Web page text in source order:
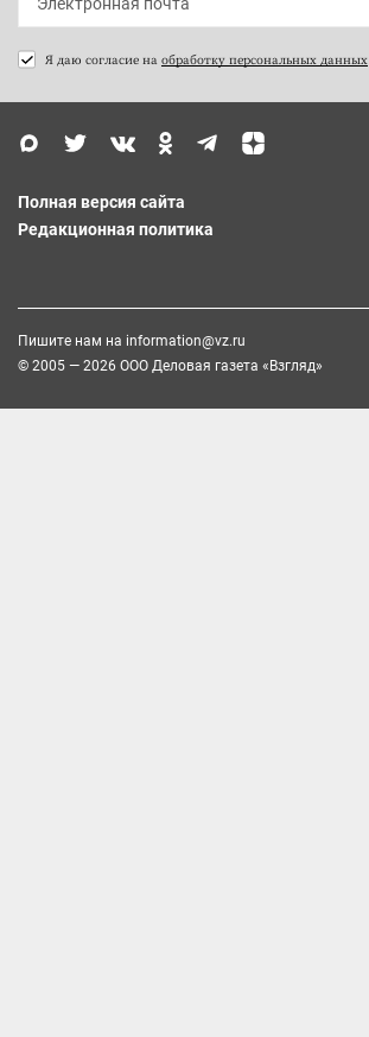
Я даю согласие на обработку персональных данных
Полная версия сайта
Редакционная политика
Пишите нам на information@vz.ru
© 2005 — 2026 ООО Деловая газета «Взгляд»